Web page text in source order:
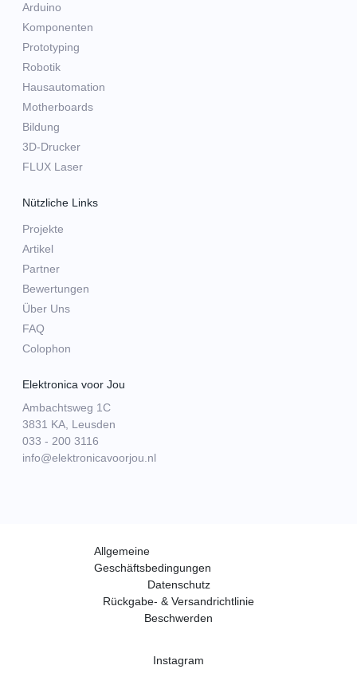
Arduino
Komponenten
Prototyping
Robotik
Hausautomation
Motherboards
Bildung
3D-Drucker
FLUX Laser
Nützliche Links
Projekte
Artikel
Partner
Bewertungen
Über Uns
FAQ
Colophon
Elektronica voor Jou
Ambachtsweg 1C
3831 KA, Leusden
033 - 200 3116
info@elektronicavoorjou.nl
Allgemeine
Geschäftsbedingungen
Datenschutz
Rückgabe- & Versandrichtlinie
Beschwerden
Instagram